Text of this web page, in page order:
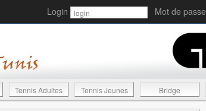
Login Mot de passe
Tennis Adultes Tennis Jeunes Bridge